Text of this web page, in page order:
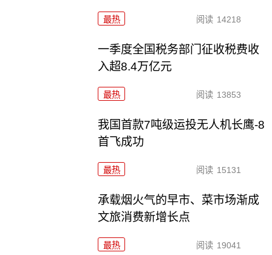
最热 阅读 14218
一季度全国税务部门征收税费收
入超8.4万亿元
最热 阅读 13853
我国首款7吨级运投无人机长鹰-8
首飞成功
最热 阅读 15131
承载烟火气的早市、菜市场渐成
文旅消费新增长点
最热 阅读 19041